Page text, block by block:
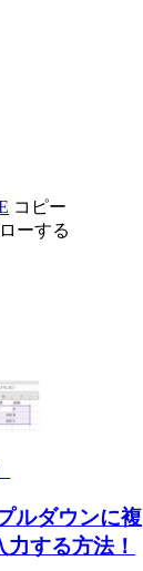
コピー
ーする
ルダウンに複
する方法！